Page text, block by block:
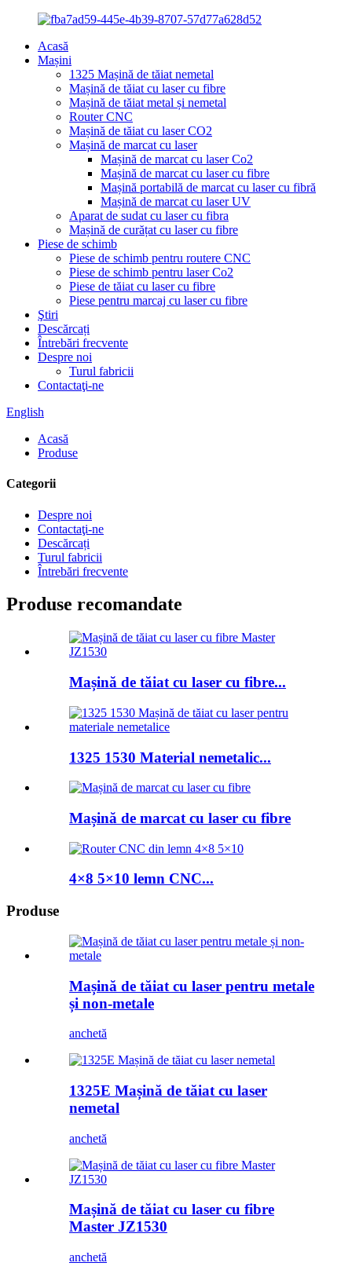
Acasă
Mașini
1325 Mașină de tăiat nemetal
Mașină de tăiat cu laser cu fibre
Mașină de tăiat metal și nemetal
Router CNC
Mașină de tăiat cu laser CO2
Mașină de marcat cu laser
Mașină de marcat cu laser Co2
Mașină de marcat cu laser cu fibre
Mașină portabilă de marcat cu laser cu fibră
Mașină de marcat cu laser UV
Aparat de sudat cu laser cu fibra
Mașină de curățat cu laser cu fibre
Piese de schimb
Piese de schimb pentru routere CNC
Piese de schimb pentru laser Co2
Piese de tăiat cu laser cu fibre
Piese pentru marcaj cu laser cu fibre
Ştiri
Descărcați
Întrebări frecvente
Despre noi
Turul fabricii
Contactaţi-ne
English
Acasă
Produse
Categorii
Despre noi
Contactaţi-ne
Descărcați
Turul fabricii
Întrebări frecvente
Produse recomandate
Mașină de tăiat cu laser cu fibre...
1325 1530 Material nemetalic...
Mașină de marcat cu laser cu fibre
4×8 5×10 lemn CNC...
Produse
Mașină de tăiat cu laser pentru metale
și non-metale
anchetă
1325E Mașină de tăiat cu laser
nemetal
anchetă
Mașină de tăiat cu laser cu fibre
Master JZ1530
anchetă